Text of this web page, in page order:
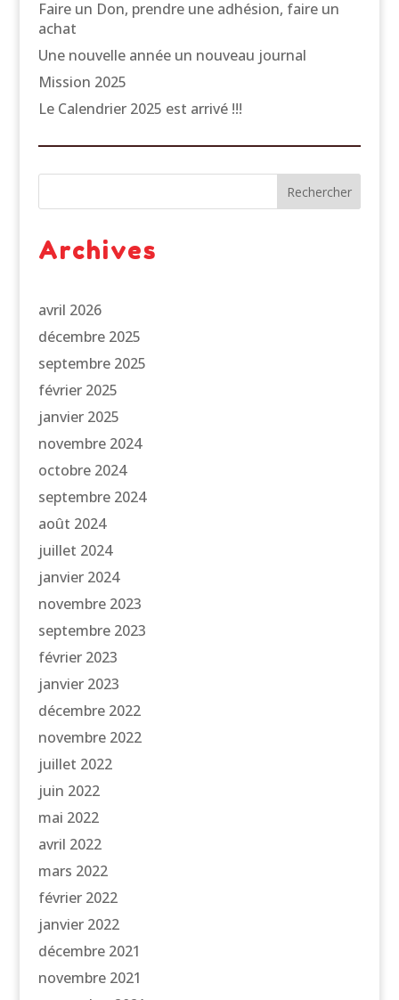
Faire un Don, prendre une adhésion, faire un
achat
Une nouvelle année un nouveau journal
Mission 2025
Le Calendrier 2025 est arrivé !!!
Rechercher
Archives
avril 2026
décembre 2025
septembre 2025
février 2025
janvier 2025
novembre 2024
octobre 2024
septembre 2024
août 2024
juillet 2024
janvier 2024
novembre 2023
septembre 2023
février 2023
janvier 2023
décembre 2022
novembre 2022
juillet 2022
juin 2022
mai 2022
avril 2022
mars 2022
février 2022
janvier 2022
décembre 2021
novembre 2021